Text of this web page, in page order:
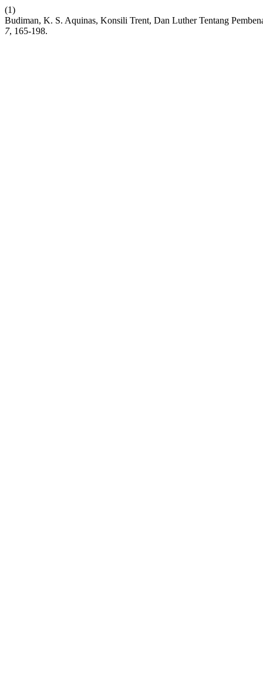
(1)
Budiman, K. S. Aquinas, Konsili Trent, Dan Luther Tentang
7, 165-198.